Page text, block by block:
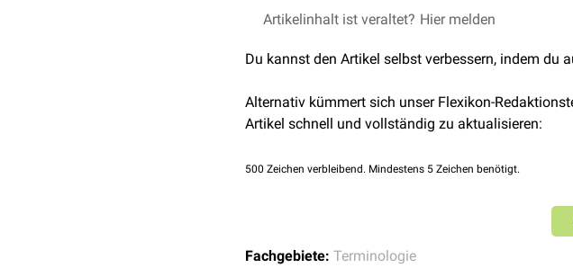
Artikelinhalt ist veraltet? Hier melden
Du kannst den Artikel selbst verbessern, indem du
Alternativ kümmert sich unser Flexikon-
Artikel schnell und vollständig zu aktualisieren:
500 Zeichen verbleibend. Mindestens 5 Zeichen benötigt.
Fachgebiete: Terminologie